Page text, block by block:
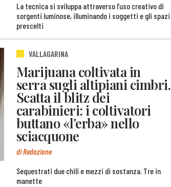
La tecnica si sviluppa attraverso l’uso creativo di
sorgenti luminose, illuminando i soggetti e gli spazi
prescelti
VALLAGARINA
Marijuana coltivata in
serra sugli altipiani cimbri.
Scatta il blitz dei
carabinieri: i coltivatori
buttano «l'erba» nello
sciacquone
di Redazione
Sequestrati due chili e mezzi di sostanza. Tre in
manette